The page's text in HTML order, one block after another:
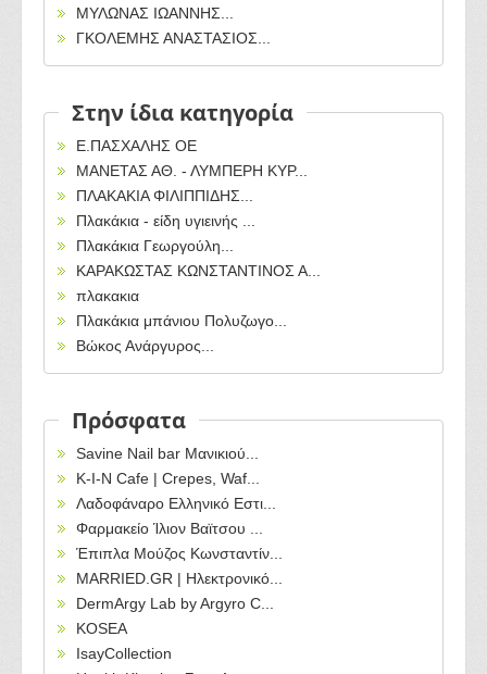
ΜΥΛΩΝΑΣ ΙΩΑΝΝΗΣ...
ΓΚΟΛΕΜΗΣ ΑΝΑΣΤΑΣΙΟΣ...
Στην ίδια κατηγορία
Ε.ΠΑΣΧΑΛΗΣ ΟΕ
ΜΑΝΕΤΑΣ ΑΘ. - ΛΥΜΠΕΡΗ ΚΥΡ...
ΠΛΑΚΑΚΙΑ ΦΙΛΙΠΠΙΔΗΣ...
Πλακάκια - είδη υγιεινής ...
Πλακάκια Γεωργούλη...
ΚΑΡΑΚΩΣΤΑΣ ΚΩΝΣΤΑΝΤΙΝΟΣ Α...
πλακακια
Πλακάκια μπάνιου Πολυζωγο...
Βώκος Ανάργυρος...
Πρόσφατα
Savine Nail bar Μανικιού...
Κ-Ι-Ν Cafe | Crepes, Waf...
Λαδοφάναρο Ελληνικό Εστι...
Φαρμακείο Ίλιον Βαϊτσου ...
Έπιπλα Μούζος Κωνσταντίν...
MARRIED.GR | Ηλεκτρονικό...
DermArgy Lab by Argyro C...
KOSEA
IsayCollection